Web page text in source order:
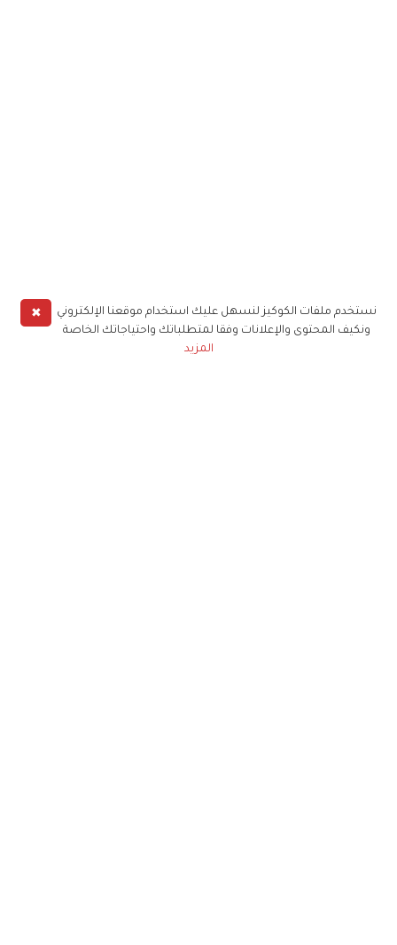
✖
نستخدم ملفات الكوكيز لنسهل عليك استخدام موقعنا الإلكتروني
ونكيف المحتوى والإعلانات وفقا لمتطلباتك واحتياجاتك الخاصة
المزيد